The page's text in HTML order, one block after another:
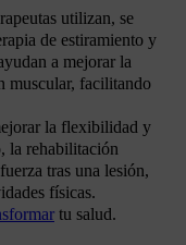
utilizan, se
de estiramiento y
a mejorar la
muscular, facilitando
la flexibilidad y
la rehabilitación
tras una lesión,
físicas.
tu salud.